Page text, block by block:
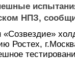
НПЗ,
Ростех,